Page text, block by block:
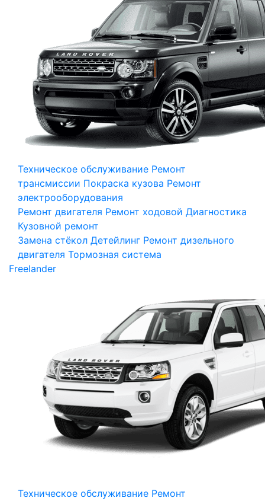
Техническое обслуживание Ремонт
трансмиссии Покраска кузова Ремонт
электрооборудования
Ремонт двигателя Ремонт ходовой Диагностика
Кузовной ремонт
Замена стёкол Детейлинг Ремонт дизельного
двигателя Тормозная система
Freelander
Техническое обслуживание Ремонт